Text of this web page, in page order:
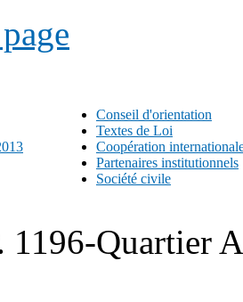
Conseil d'orientation
Textes de Loi
Coopération
Partenaires institutionnels
Société civile
1196-Quartier